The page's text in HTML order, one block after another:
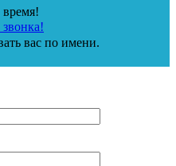
вас по имени.